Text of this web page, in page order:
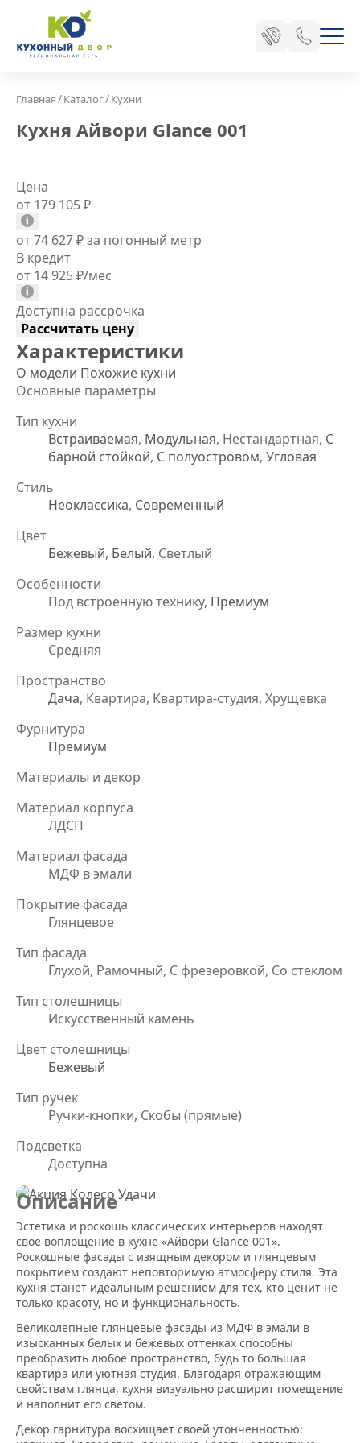
Главная/Каталог/Кухни
Кухня Айвори Glance 001
Цена
от 179 105₽
от 74 627₽за погонный метр
В кредит
от 14 925₽/мес
Доступна рассрочка
Рассчитать цену
Характеристики
О модели Похожие кухни
Основные параметры
Тип кухни
Встраиваемая, Модульная, Нестандартная, С
барной стойкой, С полуостровом, Угловая
Стиль
Неоклассика, Современный
Цвет
Бежевый, Белый, Светлый
Особенности
Под встроенную технику, Премиум
Размер кухни
Средняя
Пространство
Дача, Квартира, Квартира-студия, Хрущевка
Фурнитура
Премиум
Материалы и декор
Материал корпуса
ЛДСП
Материал фасада
МДФ в эмали
Покрытие фасада
Глянцевое
Тип фасада
Глухой, Рамочный, С фрезеровкой, Со стеклом
Тип столешницы
Искусственный камень
Цвет столешницы
Бежевый
Тип ручек
Ручки-кнопки, Скобы (прямые)
Подсветка
Доступна
Описание
Эстетика и роскошь классических интерьеров находят
свое воплощение в кухне «Айвори Glance 001».
Роскошные фасады с изящным декором и глянцевым
покрытием создают неповторимую атмосферу стиля. Эта
кухня станет идеальным решением для тех, кто ценит не
только красоту, но и функциональность.
Великолепные глянцевые фасады из МДФ в эмали в
изысканных белых и бежевых оттенках способны
преобразить любое пространство, будь то большая
квартира или уютная студия. Благодаря отражающим
свойствам глянца, кухня визуально расширит помещение
и наполнит его светом.
Декор гарнитура восхищает своей утонченностью: